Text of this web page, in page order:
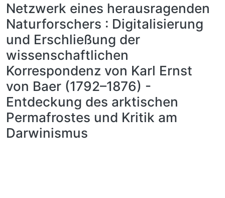
Netzwerk eines herausragenden
Naturforschers : Digitalisierung
und Erschließung der
wissenschaftlichen
Korrespondenz von Karl Ernst
von Baer (1792–1876) -
Entdeckung des arktischen
Permafrostes und Kritik am
Darwinismus